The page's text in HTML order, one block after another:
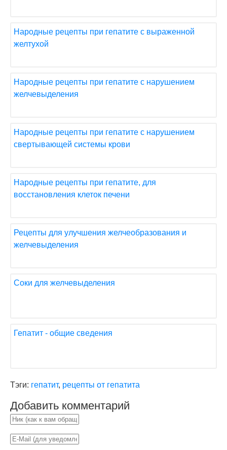
Народные рецепты при гепатите с выраженной
желтухой
Народные рецепты при гепатите с нарушением
желчевыделения
Народные рецепты при гепатите с нарушением
свертывающей системы крови
Народные рецепты при гепатите, для
восстановления клеток печени
Рецепты для улучшения желчеобразования и
желчевыделения
Соки для желчевыделения
Гепатит - общие сведения
Тэги: гепатит, рецепты от гепатита
Добавить комментарий